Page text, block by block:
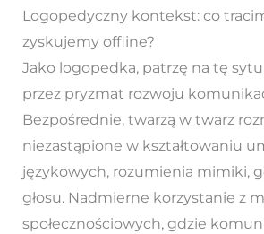
Logopedyczny kontekst: co
zyskujemy offline?
Jako logopedka, patrzę na tę
przez pryzmat rozwoju
Bezpośrednie, twarzą w twarz
niezastąpione w kształtowaniu
językowych, rozumienia mimiki,
głosu. Nadmierne korzystanie z
społecznościowych, gdzie